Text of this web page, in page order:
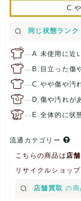
C.
同じ状態ランク
…A.未使用に近
… B.目立った傷
…C.やや傷や汚
… D.傷や汚れが
… E.全体的に状
流通カテゴリー
こちらの商品は 店
リサイクルショッ
店舗買取 の商